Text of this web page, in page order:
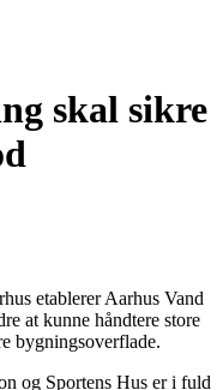
skal sikre
etablerer Aarhus Vand
at kunne håndtere store
bygningsoverflade.
og Sportens Hus er i fuld